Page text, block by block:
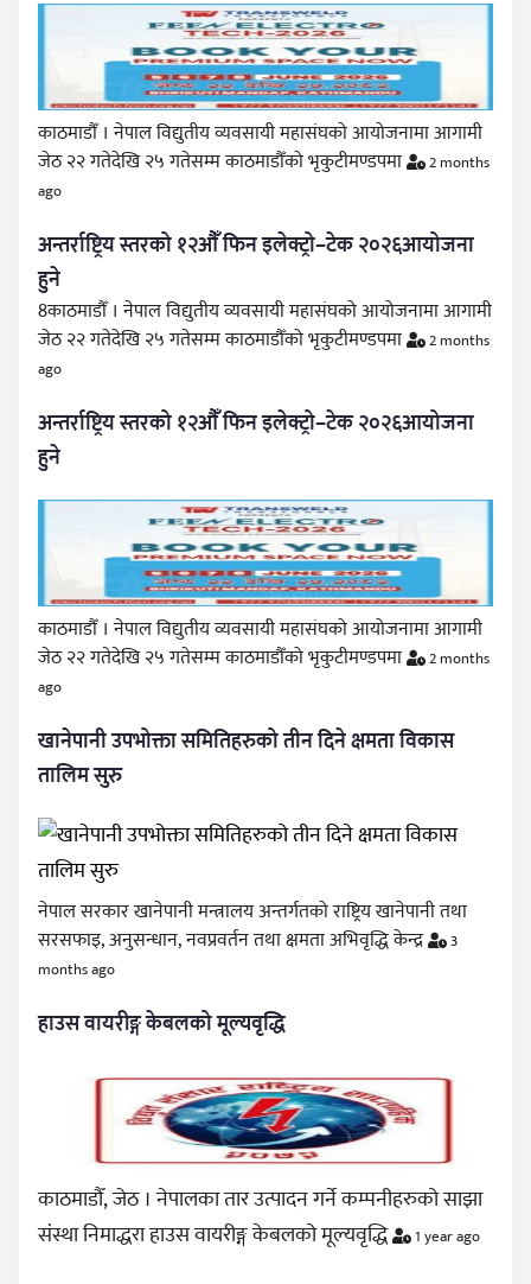
काठमाडौँ । नेपाल विद्युतीय व्यवसायी महासंघको आयोजनामा आगामी
जेठ २२ गतेदेखि २५ गतेसम्म काठमाडौँको भृकुटीमण्डपमा
2 months
ago
अन्तर्राष्ट्रिय स्तरको १२औँ फिन इलेक्ट्रो–टेक २०२६आयोजना
हुने
8काठमाडौँ । नेपाल विद्युतीय व्यवसायी महासंघको आयोजनामा आगामी
जेठ २२ गतेदेखि २५ गतेसम्म काठमाडौँको भृकुटीमण्डपमा
2 months
ago
अन्तर्राष्ट्रिय स्तरको १२औँ फिन इलेक्ट्रो–टेक २०२६आयोजना
हुने
काठमाडौँ । नेपाल विद्युतीय व्यवसायी महासंघको आयोजनामा आगामी
जेठ २२ गतेदेखि २५ गतेसम्म काठमाडौँको भृकुटीमण्डपमा
2 months
ago
खानेपानी उपभोक्ता समितिहरुको तीन दिने क्षमता विकास
तालिम सुरु
नेपाल सरकार खानेपानी मन्त्रालय अन्तर्गतको राष्ट्रिय खानेपानी तथा
सरसफाइ, अनुसन्धान, नवप्रवर्तन तथा क्षमता अभिवृद्धि केन्द्र
3
months ago
हाउस वायरीङ्ग केबलको मूल्यवृद्धि
काठमाडौँ, जेठ । नेपालका तार उत्पादन गर्ने कम्पनीहरुको साझा
संस्था निमाद्धरा हाउस वायरीङ्ग केबलको मूल्यवृद्धि
1 year ago